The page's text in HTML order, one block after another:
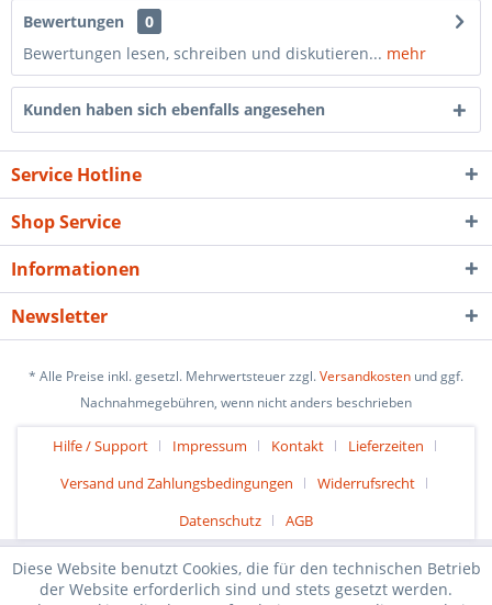
Bewertungen
0
Bewertungen lesen, schreiben und diskutieren... mehr
Kunden haben sich ebenfalls angesehen
Service Hotline
Shop Service
Informationen
Newsletter
* Alle Preise inkl. gesetzl. Mehrwertsteuer zzgl.Versandkosten und ggf.
Nachnahmegebühren, wenn nicht anders beschrieben
Hilfe / Support Impressum Kontakt
Lieferzeiten
Versand und Zahlungsbedingungen
Widerrufsrecht
Datenschutz
AGB
Diese Website benutzt Cookies, die für den technischen Betrieb
der Website erforderlich sind und stets gesetzt werden.